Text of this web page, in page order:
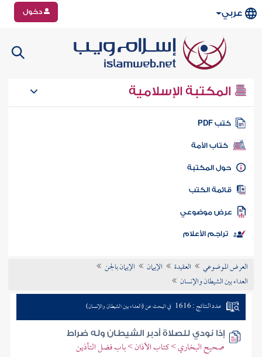
عربي دخول
المكتبة الإسلامية
كتب PDF
كتاب الأمة
المكتبة
الكتب
موضوعي
تراجم الأعلام
العرض الموضوعي العقيدة الإيمان
الإيمان بالجن
العداء بين الشيطان والإنسان
عدد النتائج : 1616 في البحث عن (العداء بين الشيطان والإنسان)
إذا نودي للصلاة أدبر الشيطان وله ضراط
صحيح البخاري > كتاب الأذان > باب فضل التأذين